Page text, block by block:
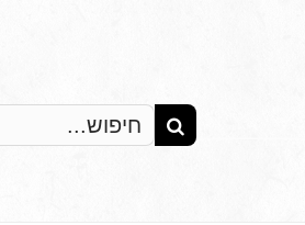
Search
for: